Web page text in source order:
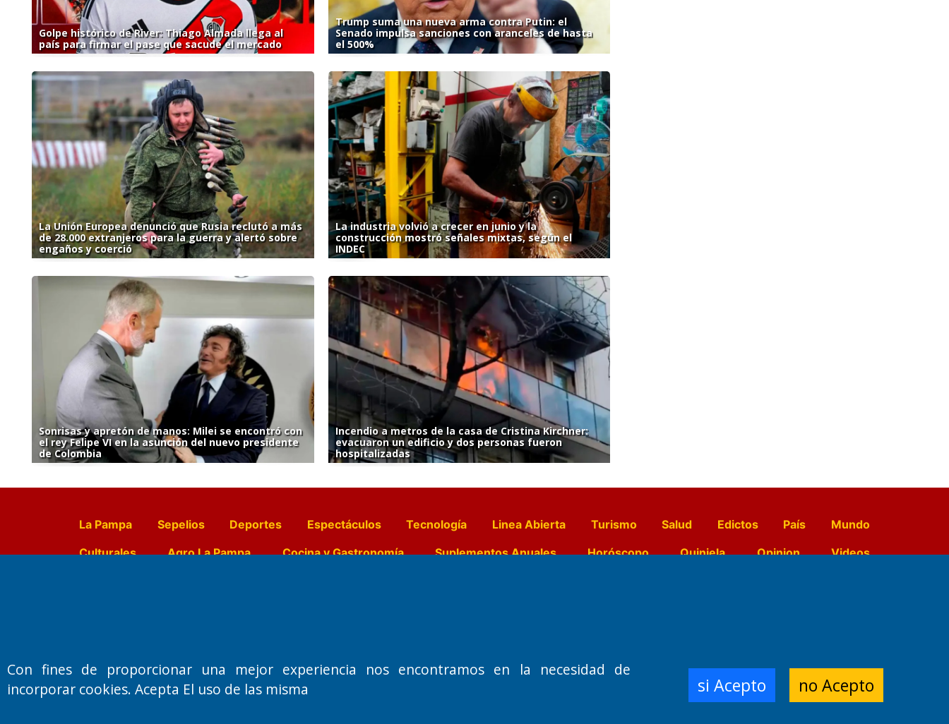
Golpe histórico de River: Thiago Almada llega al
país para firmar el pase que sacude el mercado
Trump suma una nueva arma contra Putin: el
Senado impulsa sanciones con aranceles de hasta
el 500%
La Unión Europea denunció que Rusia reclutó a más
de 28.000 extranjeros para la guerra y alertó sobre
engaños y coerció
La industria volvió a crecer en junio y la
construcción mostró señales mixtas, según el
INDEC
Sonrisas y apretón de manos: Milei se encontró con
el rey Felipe VI en la asunción del nuevo presidente
de Colombia
Incendio a metros de la casa de Cristina Kirchner:
evacuaron un edificio y dos personas fueron
hospitalizadas
La Pampa Sepelios Deportes Espectáculos Tecnología Linea Abierta Turismo Salud Edictos País
Mundo
Culturales
Agro La Pampa Cocina y Gastronomía Suplementos Anuales Horóscopo Quiniela Opinion
Videos
Fundado por el
Doctor Antonio Nemesio
Primera edición: Domingo 3 de Mayo de 1992
Miembro de ADIRA,ADEPA y CPPAL
Domicilio Legal: José Ingenieros 855,
Santa Rosa, La Pampa.
Director General de Contenidos:
Dr. Jorge Ricardo Nemesio
Oficina Comercial y Planta Impresora:
Con fines de proporcionar una mejor experiencia nos encontramos en la necesidad de
incorporar cookies. Acepta El uso de las misma
si Acepto no Acepto